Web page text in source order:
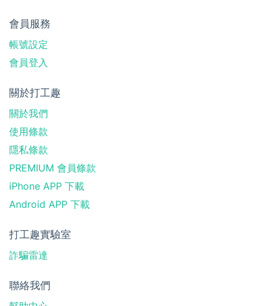
會員服務
帳號設定
會員登入
關於打工趣
關於我們
使用條款
隱私條款
PREMIUM 會員條款
iPhone APP 下載
Android APP 下載
打工趣實驗室
詐騙雷達
聯絡我們